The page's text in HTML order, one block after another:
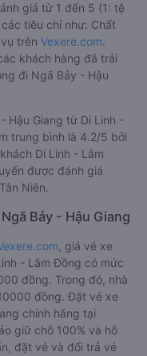
giá từ 1 đến 5 (1: tệ
tiêu chí như: Chất
trên Vexere.com.
khách hàng đã trải
đi Ngã Bảy - Hậu
Hậu Giang từ Di Linh -
trung bình là 4.2/5 bởi
Di Linh - Lâm
được đánh giá
Niên.
Bảy - Hậu Giang
, giá vé xe
- Lâm Đồng có mức
đồng. Trong đó, nhà
đồng. Đặt vé xe
chính hãng tại
giữ chỗ 100% và hỗ
đặt vé và đổi trả vé